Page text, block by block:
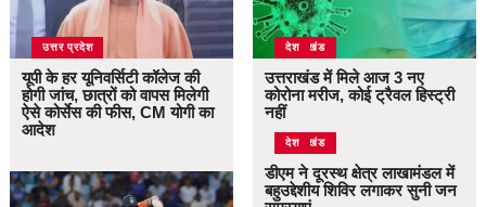
उत्तर प्रदेश
यूपी के हर यूनिवर्सिटी कॉलेज की
होगी जांच, छात्रों को वापस मिलेगी
ऐसे कोर्सेस की फीस, CM योगी का
आदेश
उत्तराखंड
देश
उत्तराखंड में मिले आज 3 नए
कोरोना मरीज, कोई ट्रैवल हिस्ट्री
नहीं
उत्तराखंड
देश
डीएम ने दूरस्थ क्षेत्र लाखामंडल में
बहुउद्देशीय शिविर लगाकर सुनी जन